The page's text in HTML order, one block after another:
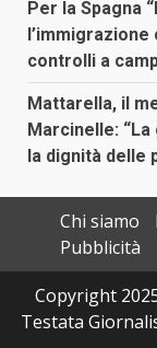
Per la Spagna
l’immigrazione
controlli a
Mattarella, il
Marcinelle:
la dignità delle
Chi siamo
Pubblicità
Copyright
Testata